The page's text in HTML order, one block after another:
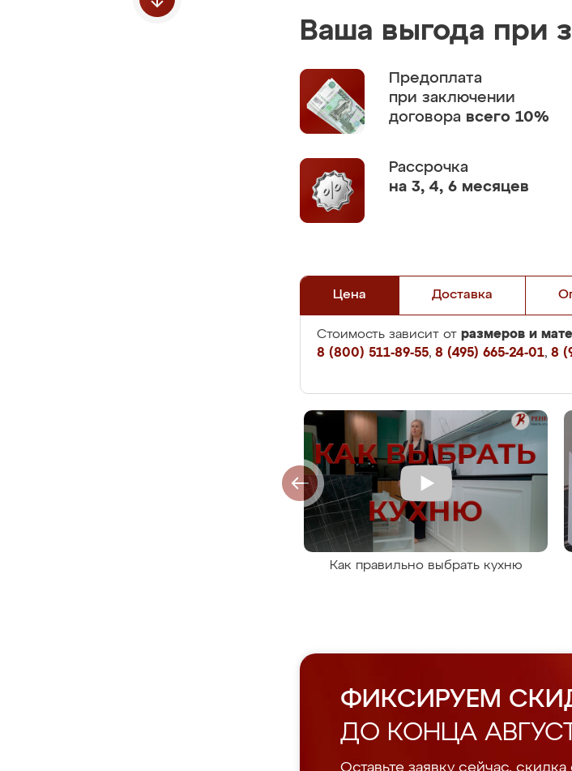
Ваша выгода при
Предоплата
при заключении
договора всего 10%
Рассрочка
на 3, 4, 6 месяцев
Цена Доставка
Стоимость зависит от размеров и
8 (800) 511-89-55, 8 (495) 665-24-01, 8
Как правильно выбрать кухню
ФИКСИРУЕМ
ДО КОНЦА
Оставьте заявку сейчас, скидка